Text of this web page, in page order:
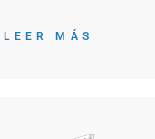
LEER MÁS